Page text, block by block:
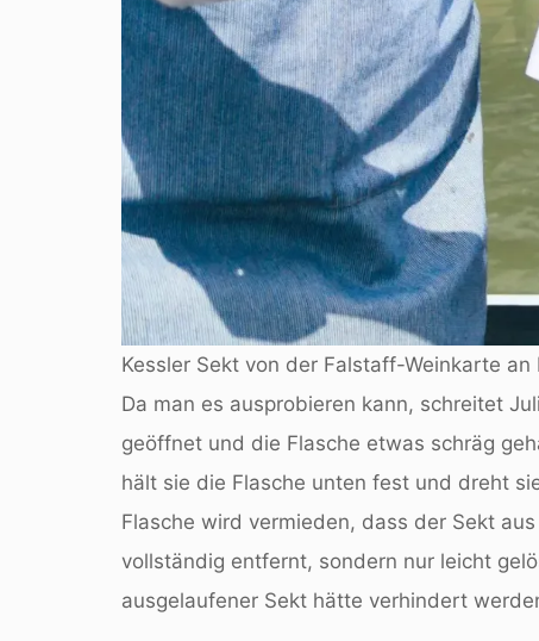
Kessler Sekt von der Falstaff-Weinkarte an
Da man es ausprobieren kann, schreitet
geöffnet und die Flasche etwas schräg
hält sie die Flasche unten fest und dreht
Flasche wird vermieden, dass der Sekt
vollständig entfernt, sondern nur leicht
ausgelaufener Sekt hätte verhindert